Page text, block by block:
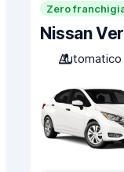
Zero
Nissan
Automatico